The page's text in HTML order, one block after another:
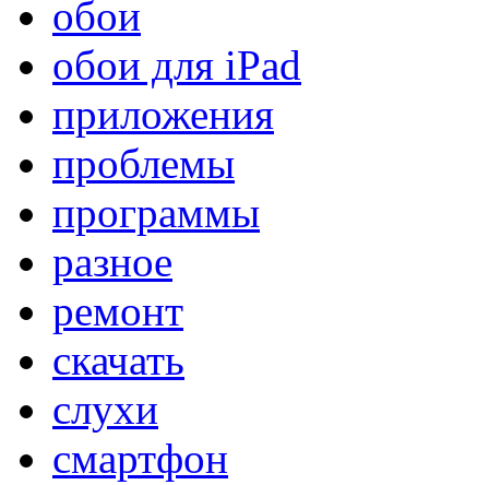
обои
обои для iPad
приложения
проблемы
программы
разное
ремонт
скачать
слухи
смартфон